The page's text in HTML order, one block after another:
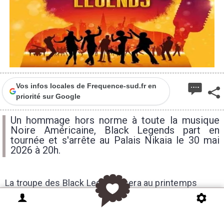
Vos infos locales de Frequence-sud.fr en
priorité sur Google
Un hommage hors norme à toute la musique
Noire Américaine, Black Legends part en
tournée et s'arrête au Palais Nikaia le 30 mai
2026 à 20h.
La troupe des Black Legends sera au printemps
2026 en route vers les plus grandes salles de France